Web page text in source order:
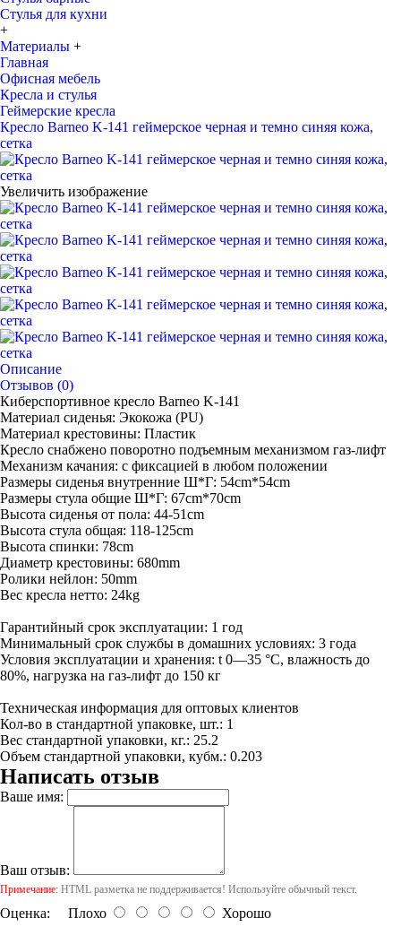
Стулья для кухни
+
Материалы +
Главная
Офисная мебель
Кресла и стулья
Геймерские кресла
Кресло Barneo K-141 геймерское черная и темно синяя кожа,
сетка
Увеличить изображение
Описание
Отзывов (0)
Киберспортивное кресло Barneo K-141
Материал сиденья: Экокожа (PU)
Материал крестовины: Пластик
Кресло снабжено поворотно подъемным механизмом газ-лифт
Механизм качания: с фиксацией в любом положении
Размеры сиденья внутренние Ш*Г: 54cm*54cm
Размеры стула общие Ш*Г: 67cm*70cm
Высота сиденья от пола: 44-51cm
Высота стула общая: 118-125cm
Высота спинки: 78cm
Диаметр крестовины: 680mm
Ролики нейлон: 50mm
Вес кресла нетто: 24kg
Гарантийный срок эксплуатации: 1 год
Минимальный срок службы в домашних условиях: 3 года
Условия эксплуатации и хранения: t 0—35 °С, влажность до
80%, нагрузка на газ-лифт до 150 кг
Техническая информация для оптовых клиентов
Кол-во в стандартной упаковке, шт.: 1
Вес стандартной упаковки, кг.: 25.2
Объем стандартной упаковки, кубм.: 0.203
Написать отзыв
Ваше имя:
Ваш отзыв:
Примечание: HTML разметка не поддерживается! Используйте обычный текст.
Оценка: Плохо Хорошо